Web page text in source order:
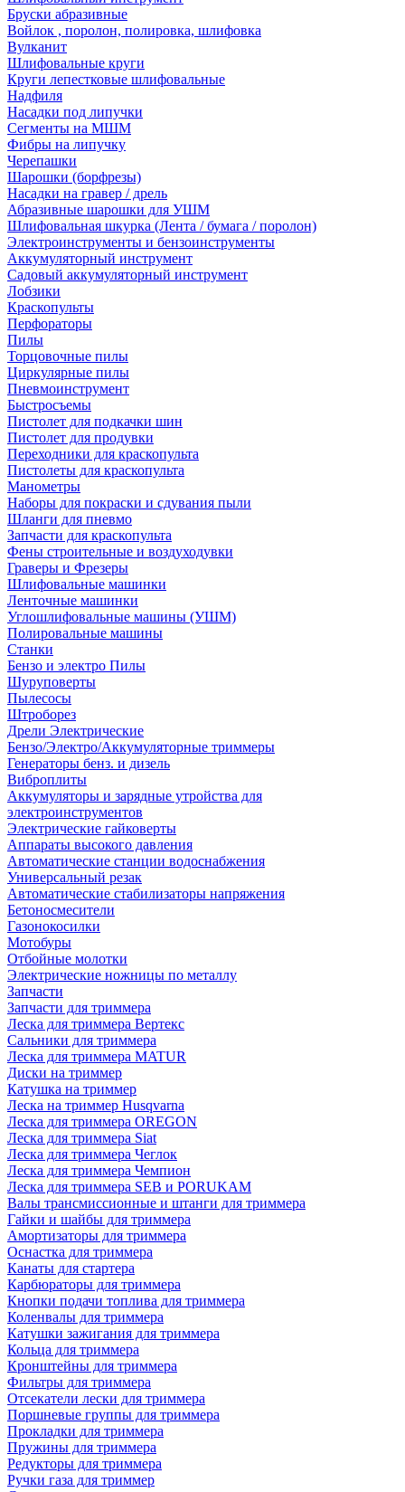
Бруски абразивные
Войлок , поролон, полировка, шлифовка
Вулканит
Шлифовальные круги
Круги лепестковые шлифовальные
Надфиля
Насадки под липучки
Сегменты на МШМ
Фибры на липучку
Черепашки
Шарошки (борфрезы)
Насадки на гравер / дрель
Абразивные шарошки для УШМ
Шлифовальная шкурка (Лента / бумага / поролон)
Электроинструменты и бензоинструменты
Аккумуляторный инструмент
Садовый аккумуляторный инструмент
Лобзики
Краскопульты
Перфораторы
Пилы
Торцовочные пилы
Циркулярные пилы
Пневмоинструмент
Быстросъемы
Пистолет для подкачки шин
Пистолет для продувки
Переходники для краскопульта
Пистолеты для краскопульта
Манометры
Наборы для покраски и сдувания пыли
Шланги для пневмо
Запчасти для краскопульта
Фены строительные и воздуходувки
Граверы и Фрезеры
Шлифовальные машинки
Ленточные машинки
Углошлифовальные машины (УШМ)
Полировальные машины
Станки
Бензо и электро Пилы
Шуруповерты
Пылесосы
Штроборез
Дрели Электрические
Бензо/Электро/Аккумуляторные триммеры
Генераторы бенз. и дизель
Виброплиты
Аккумуляторы и зарядные утройства для
электроинструментов
Электрические гайковерты
Аппараты высокого давления
Автоматические станции водоснабжения
Универсальный резак
Автоматические стабилизаторы напряжения
Бетоносмесители
Газонокосилки
Мотобуры
Отбойные молотки
Электрические ножницы по металлу
Запчасти
Запчасти для триммера
Леска для триммера Вертекс
Сальники для триммера
Леска для триммера MATUR
Диски на триммер
Катушка на триммер
Леска на триммер Husqvarna
Леска для триммера OREGON
Леска для триммера Siat
Леска для триммера Чеглок
Леска для триммера Чемпион
Леска для триммера SEB и PORUKAM
Валы трансмиссионные и штанги для триммера
Гайки и шайбы для триммера
Амортизаторы для триммера
Оснастка для триммера
Канаты для стартера
Карбюраторы для триммера
Кнопки подачи топлива для триммера
Коленвалы для триммера
Катушки зажигания для триммера
Кольца для триммера
Кронштейны для триммера
Фильтры для триммера
Отсекатели лески для триммера
Поршневые группы для триммера
Прокладки для триммера
Пружины для триммера
Редукторы для триммера
Ручки газа для триммер